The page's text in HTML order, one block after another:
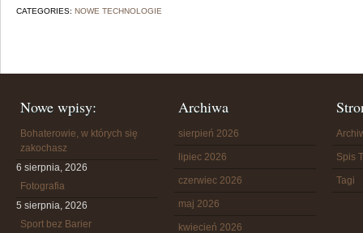
CATEGORIES: NOWE TECHNOLOGIE
Nowe wpisy:
Bohaterowie, w których się
zakochasz
6 sierpnia, 2026
Fotografia
5 sierpnia, 2026
Sport bez Barier
Archiwa
sierpień 2026
lipiec 2026
czerwiec 2026
maj 2026
kwiecień 2026
Spis
Tagi